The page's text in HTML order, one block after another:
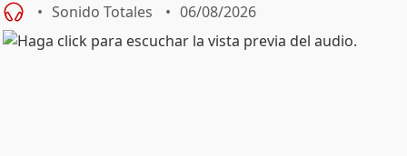
Sonido Totales 06/08/2026